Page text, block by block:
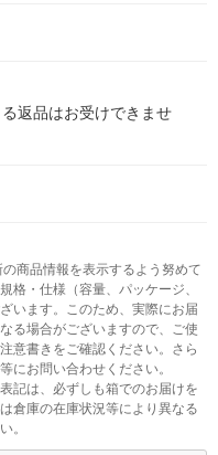
返品はお受けできませ
商品情報を表示するよう努めて
格・仕様（容量、パッケージ、
います。このため、実際にお届
る場合がございますので、ご使
意書きをご確認ください。さら
にお問い合わせください。
記は、必ずしも箱でのお届けを
倉庫の在庫状況等により異なる
。